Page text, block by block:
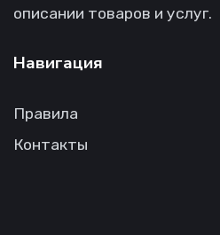
описании товаров и услуг.
Навигация
Правила
Контакты